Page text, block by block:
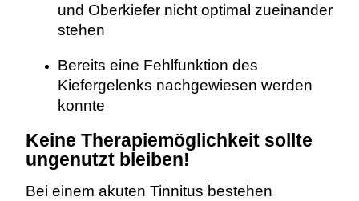
und Oberkiefer nicht optimal zueinander
stehen
Bereits eine Fehlfunktion des
Kiefergelenks nachgewiesen werden
konnte
Keine Therapiemöglichkeit sollte
ungenutzt bleiben!
Bei einem akuten Tinnitus bestehen